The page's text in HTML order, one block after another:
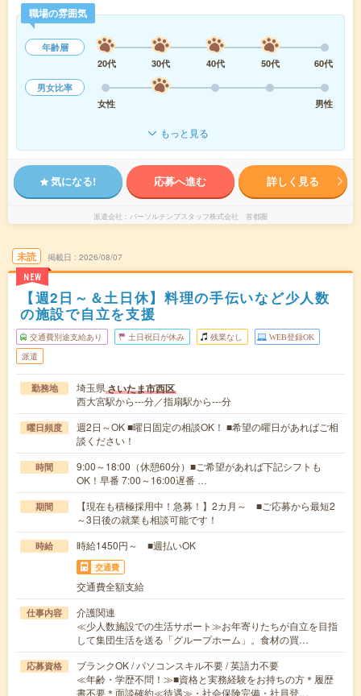
職場の雰囲気
年齢層
20代
30代 40代 50代
60代
男女比率
女性
男性
もっと見る
気になる! 応募へ進む 詳しく見る
派遣会社 パーソルテンプスタッフ株式会社 首都圏
未読
NEW
掲載日 2026/08/07
【週2日～＆土日休】料理の手伝いなど少人数
の施設で自立を支援
交通費別途支給あり 土日祝日が休み 残業なし WEB登録OK
派遣
勤務地 埼玉県さいたま市西区
西大宮駅から---分／指扇駅から---分
曜日頻度
週2日～OK ■曜日固定の相談OK！ ■希望の曜日があればご相
談ください！
時間
9:00～18:00（休憩60分）■ご希望があれば下記シフトも
OK！早番 7:00～16:00遅番 …
期間
【現在も積極採用中！急募！】2カ月～ ■ご応募から最短2
～3日後の就業も相談可能です！
時給 時給1450円～ ■週払いOK
交通費
交通費全額支給
仕事内容
介護関連
≪少人数施設での生活サポート≫お年寄りたちが自立を目指
して集団生活を送る「グループホーム」。食材の買…
応募資格
ブランクOK / パソコンスキル不要 / 英語力不要
≪年齢・学歴不問！≫■資格と実務経験をお持ちの方＊履歴
書不要＊面談確約≪待遇≫・社会保険完備・社員登…